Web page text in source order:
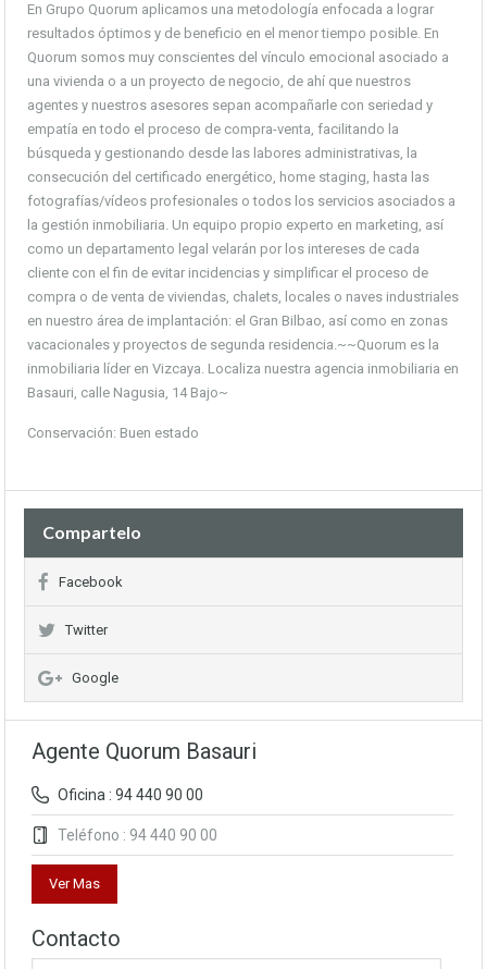
En Grupo Quorum aplicamos una metodología enfocada a lograr
resultados óptimos y de beneficio en el menor tiempo posible. En
Quorum somos muy conscientes del vínculo emocional asociado a
una vivienda o a un proyecto de negocio, de ahí que nuestros
agentes y nuestros asesores sepan acompañarle con seriedad y
empatía en todo el proceso de compra-venta, facilitando la
búsqueda y gestionando desde las labores administrativas, la
consecución del certificado energético, home staging, hasta las
fotografías/vídeos profesionales o todos los servicios asociados a
la gestión inmobiliaria. Un equipo propio experto en marketing, así
como un departamento legal velarán por los intereses de cada
cliente con el fin de evitar incidencias y simplificar el proceso de
compra o de venta de viviendas, chalets, locales o naves industriales
en nuestro área de implantación: el Gran Bilbao, así como en zonas
vacacionales y proyectos de segunda residencia.~~Quorum es la
inmobiliaria líder en Vizcaya. Localiza nuestra agencia inmobiliaria en
Basauri, calle Nagusia, 14 Bajo~
Conservación: Buen estado
Compartelo
Facebook
Twitter
Google
Agente Quorum Basauri
Oficina : 94 440 90 00
Teléfono : 94 440 90 00
Ver Mas
Contacto